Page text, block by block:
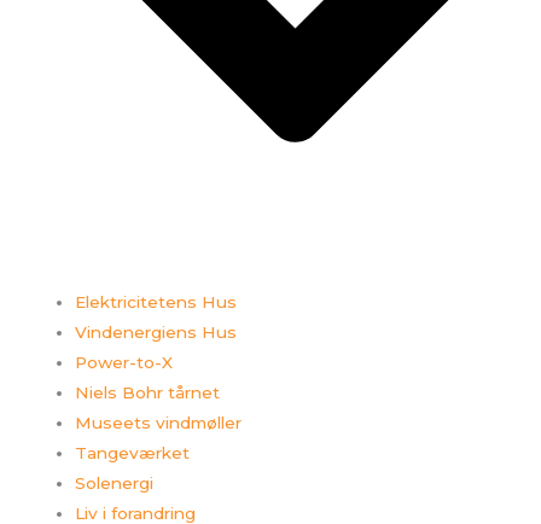
Elektricitetens Hus
Vindenergiens Hus
Power-to-X
Niels Bohr tårnet
Museets vindmøller
Tangeværket
Solenergi
Liv i forandring